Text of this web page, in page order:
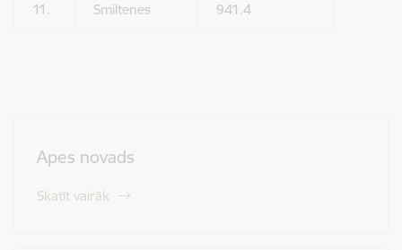
11. Smiltenes 941.4
Apes novads
Skatīt vairāk